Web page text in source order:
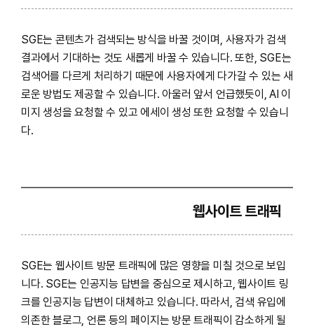
SGE는 콘텐츠가 검색되는 방식을 바꿀 것이며, 사용자가 검색
결과에서 기대하는 것도 새롭게 바꿀 수 있습니다. 또한, SGE는
검색어를 다르게 처리하기 때문에 사용자에게 다가갈 수 있는 새
로운 방법도 제공할 수 있습니다. 아울러 앞서 언급했듯이, AI 이
미지 생성을 요청할 수 있고 에세이 생성 또한 요청할 수 있습니
다.
웹사이트 트래픽
SGE는 웹사이트 방문 트래픽에 많은 영향을 미칠 것으로 보입
니다. SGE는 인공지능 답변을 중심으로 제시하고, 웹사이트 링
크를 인공지능 답변이 대체하고 있습니다. 따라서, 검색 유입에
의존한 블로그, 언론 등의 페이지는 방문 트래픽이 감소하게 될